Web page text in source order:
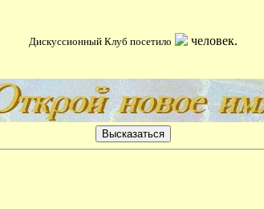
Дискуссионный Клуб посетило человек.